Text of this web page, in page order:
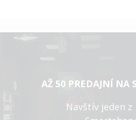
AŽ 50 PREDAJNÍ NA
Navštív jeden z